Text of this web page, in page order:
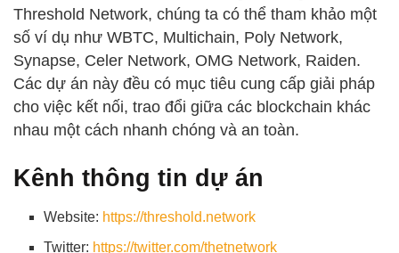
Threshold Network, chúng ta có thể tham khảo một
số ví dụ như WBTC, Multichain, Poly Network,
Synapse, Celer Network, OMG Network, Raiden.
Các dự án này đều có mục tiêu cung cấp giải pháp
cho việc kết nối, trao đổi giữa các blockchain khác
nhau một cách nhanh chóng và an toàn.
Kênh thông tin dự án
Website: https://threshold.network
Twitter: https://twitter.com/thetnetwork